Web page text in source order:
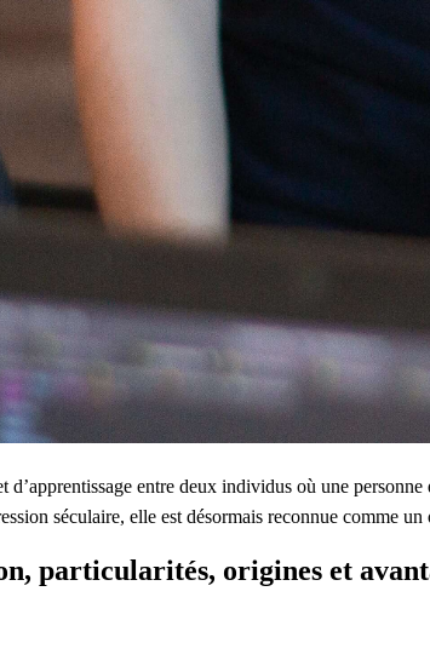
entre deux individus où une
séculaire, elle est désormais reconnue comme
particularités, origines et